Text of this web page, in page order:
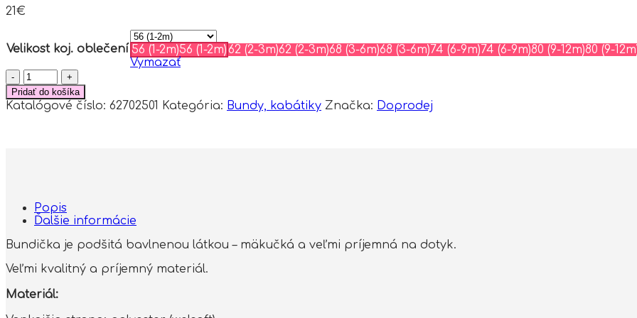
21€
Velikost koj. oblečení 56 (1-2m)56 (1-2m)62 (2-3m)62 (2-3m)68 (3-6m)68 (3-6m)74 (6-9m)74 (6-9m)80 (9-12m)80 (9-
Vymazať
množstvo
Baby
Nellys
Dojčenská
malinová
Pridať do košíka
Katalógové číslo: 62702501 Kategória: Bundy, kabátiky Značka: Doprodej
Popis
Ďalšie informácie
Bundička je podšitá bavlnenou látkou – mäkučká a veľmi príjemná na dotyk.
Veľmi kvalitný a príjemný materiál.
Materiál: